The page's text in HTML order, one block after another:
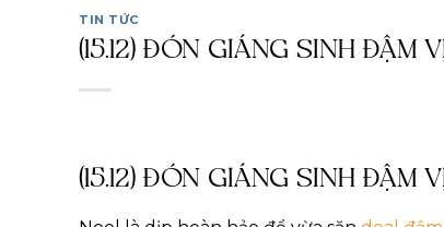
TIN TỨC
(15.12) ĐÓN GIÁNG SINH ĐẬM
(15.12) ĐÓN GIÁNG SINH ĐẬM